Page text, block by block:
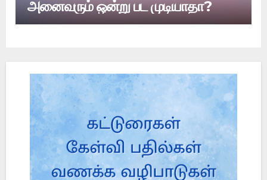
அனைவரும் ஒன்று பட முடியாதா?